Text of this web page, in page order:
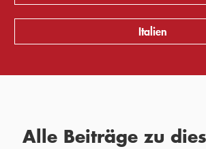
Italien
Alle Beiträge zu